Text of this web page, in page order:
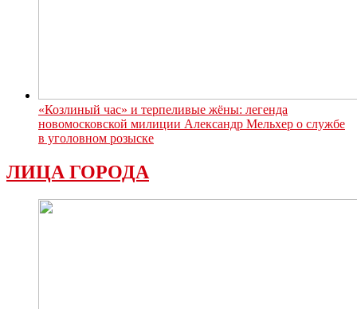
«Козлиный час» и терпеливые жёны: легенда
новомосковской милиции Александр Мельхер о службе
в уголовном розыске
ЛИЦА ГОРОДА